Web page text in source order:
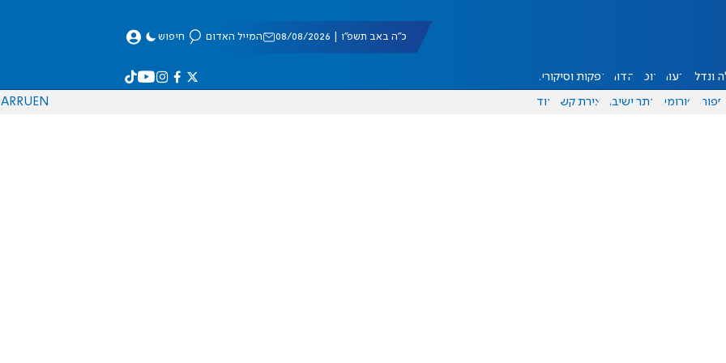
כ"ה באב תשפ"ו | 08/08/2026 המייל האדום חיפוש
ונדל"ן דעות אוכל יהדות הפקות וסיקורים
ספורט פורומים אתר ישיבה יצירת קשר עוד EN
RU
AR